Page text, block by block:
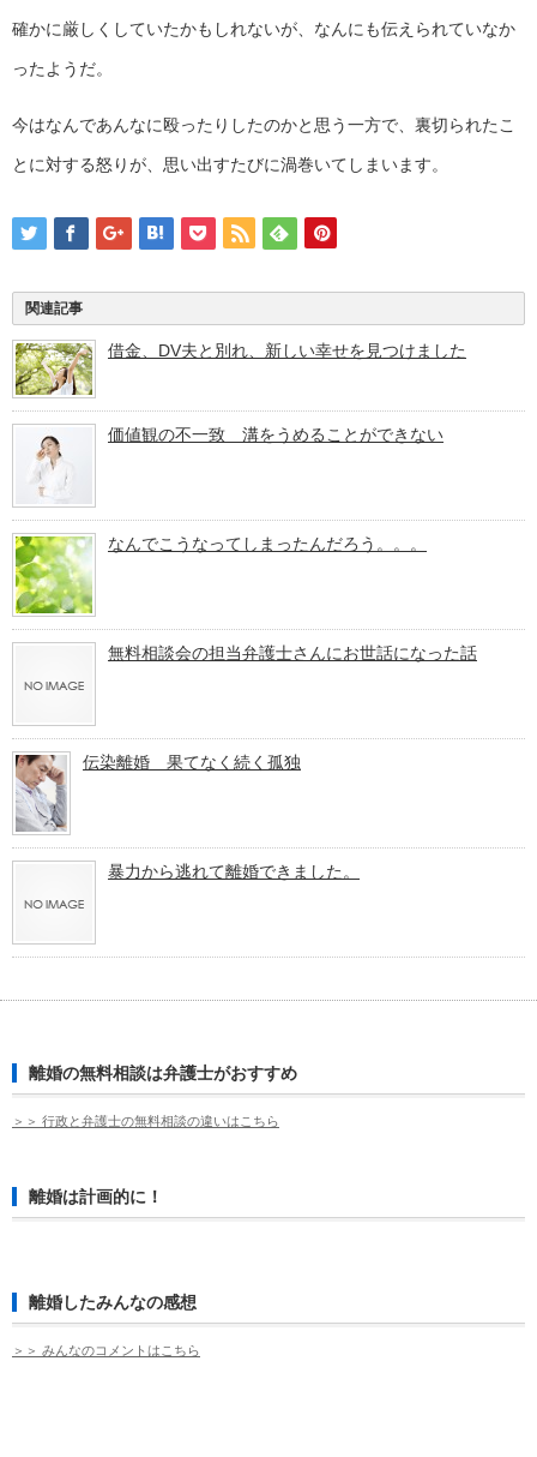
確かに厳しくしていたかもしれないが、なんにも伝えられていなか
ったようだ。
今はなんであんなに殴ったりしたのかと思う一方で、裏切られたこ
とに対する怒りが、思い出すたびに渦巻いてしまいます。
関連記事
借金、DV夫と別れ、新しい幸せを見つけました
価値観の不一致 溝をうめることができない
なんでこうなってしまったんだろう。。。
無料相談会の担当弁護士さんにお世話になった話
伝染離婚 果てなく続く孤独
暴力から逃れて離婚できました。
離婚の無料相談は弁護士がおすすめ
＞＞ 行政と弁護士の無料相談の違いはこちら
離婚は計画的に！
離婚したみんなの感想
＞＞ みんなのコメントはこちら